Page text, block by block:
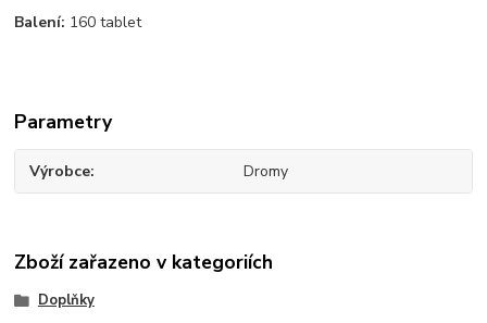
Balení: 160 tablet
Parametry
Výrobce Dromy
Zboží zařazeno v kategoriích
Doplňky